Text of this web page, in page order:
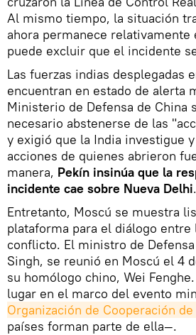
Al mismo tiempo, la situación
ahora permanece relativamente
puede excluir que el incidente
Las fuerzas indias desplegadas
encuentran en estado de alerta
Ministerio de Defensa de China
necesario abstenerse de las
y exigió que la India investigue
acciones de quienes abrieron
manera, Pekín insinúa que la
incidente cae sobre Nueva Delhi.
Entretanto, Moscú se muestra
plataforma para el diálogo entre
conflicto. El ministro de
Singh, se reunió en Moscú el 4
su homólogo chino, Wei
lugar en el marco del evento
Organización de Cooperación de
países forman parte de ella—.